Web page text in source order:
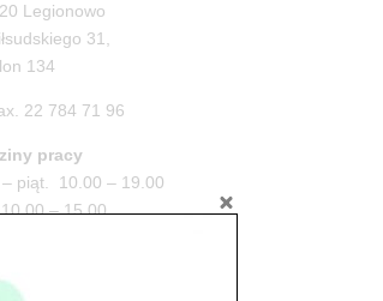
Legionowo
31,
134
22 784 71 96
pracy
– piąt. 10.00 – 19.00
– 15.00